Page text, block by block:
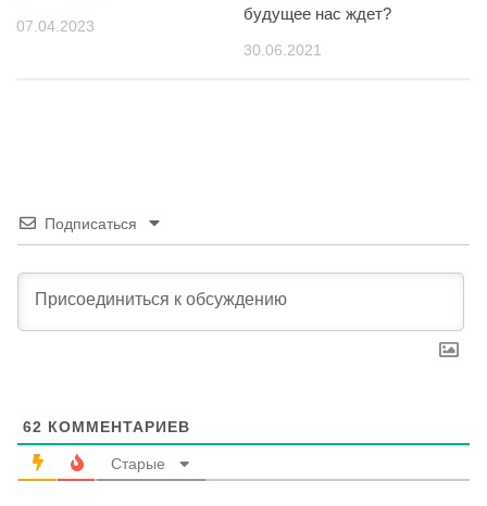
07.04.2023
будущее нас ждет?
30.06.2021
Подписаться
62 КОММЕНТАРИЕВ
Старые